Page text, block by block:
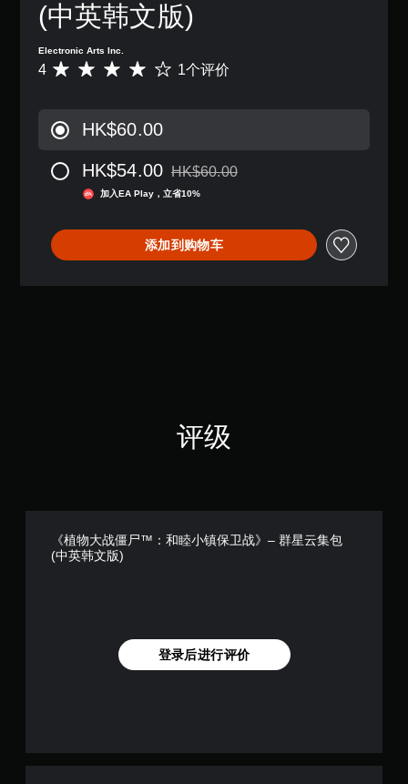
(中英韩文版)
Electronic Arts Inc.
平
，
4 1个评价
HK$60.00
HK$54.00 从原价HK$60.00折扣优惠
HK$60.00
加入EA Play，立省10%
添加到购物车
评级
《植物大战僵尸™：和睦小镇保卫战》– 群星云集包
(中英韩文版)
登录后进行评价